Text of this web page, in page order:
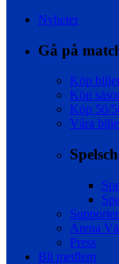
Nyheter
Gå på
Köp
Köp
Köp 50/
Våra
Arena
Press
Bli medlem